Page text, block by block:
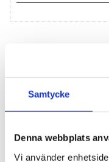
Samtycke
Denna webbplats
Vi använder
Blogg
7 juni 2026
Bläckfisk –